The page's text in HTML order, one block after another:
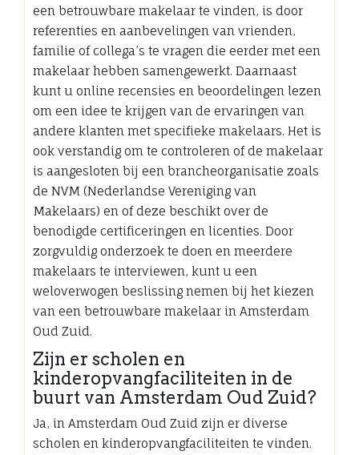
een betrouwbare makelaar te vinden, is door
referenties en aanbevelingen van vrienden,
familie of collega’s te vragen die eerder met een
makelaar hebben samengewerkt. Daarnaast
kunt u online recensies en beoordelingen lezen
om een idee te krijgen van de ervaringen van
andere klanten met specifieke makelaars. Het is
ook verstandig om te controleren of de makelaar
is aangesloten bij een brancheorganisatie zoals
de NVM (Nederlandse Vereniging van
Makelaars) en of deze beschikt over de
benodigde certificeringen en licenties. Door
zorgvuldig onderzoek te doen en meerdere
makelaars te interviewen, kunt u een
weloverwogen beslissing nemen bij het kiezen
van een betrouwbare makelaar in Amsterdam
Oud Zuid.
Zijn er scholen en
kinderopvangfaciliteiten in de
buurt van Amsterdam Oud Zuid?
Ja, in Amsterdam Oud Zuid zijn er diverse
scholen en kinderopvangfaciliteiten te vinden.